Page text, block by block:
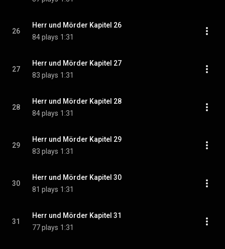
26
Herr und Mörder Kapitel 26
84 plays 1:31
27
Herr und Mörder Kapitel 27
83 plays 1:31
28
Herr und Mörder Kapitel 28
84 plays 1:31
29
Herr und Mörder Kapitel 29
83 plays 1:31
30
Herr und Mörder Kapitel 30
81 plays 1:31
31
Herr und Mörder Kapitel 31
77 plays 1:31